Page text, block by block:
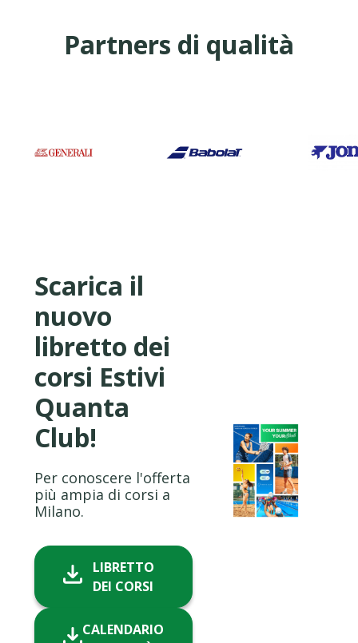
Partners di qualità
Scarica il
nuovo
libretto dei
corsi Estivi
Quanta
Club!
Per conoscere l'offerta
più ampia di corsi a
Milano.
LIBRETTO
DEI CORSI
CALENDARIO